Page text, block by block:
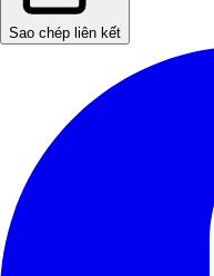
Sao chép liên kết